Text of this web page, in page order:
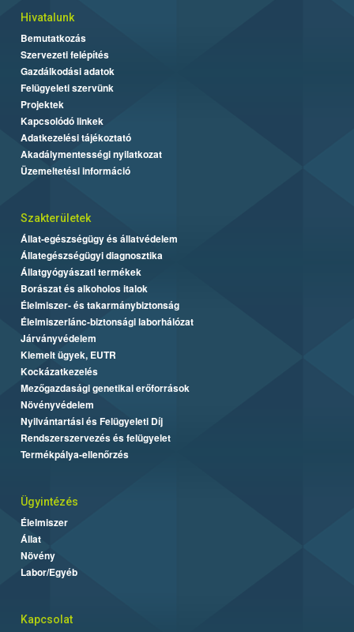
Hivatalunk
Bemutatkozás
Szervezeti felépítés
Gazdálkodási adatok
Felügyeleti szervünk
Projektek
Kapcsolódó linkek
Adatkezelési tájékoztató
Akadálymentességi nyilatkozat
Üzemeltetési információ
Szakterületek
Állat-egészségügy és állatvédelem
Állategészségügyi diagnosztika
Állatgyógyászati termékek
Borászat és alkoholos italok
Élelmiszer- és takarmánybiztonság
Élelmiszerlánc-biztonsági laborhálózat
Járványvédelem
Kiemelt ügyek, EUTR
Kockázatkezelés
Mezőgazdasági genetikai erőforrások
Növényvédelem
Nyilvántartási és Felügyeleti Díj
Rendszerszervezés és felügyelet
Termékpálya-ellenőrzés
Ügyintézés
Élelmiszer
Állat
Növény
Labor/Egyéb
Kapcsolat